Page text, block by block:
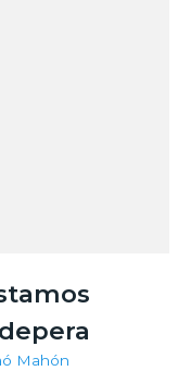
Mahón